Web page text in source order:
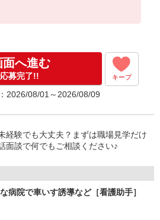
む)＞
面へ進む
募完了!! キープ
2026/08/01～2026/08/09
経験でも大丈夫？まずは職場見学だけ
談で何でもご相談ください♪
病院で車いす誘導など［看護助手］